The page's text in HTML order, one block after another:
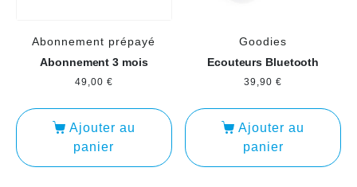
Abonnement prépayé
Abonnement 3 mois
49,00 €
Ajouter au
panier
Goodies
Ecouteurs Bluetooth
39,90€
Ajouter au
panier